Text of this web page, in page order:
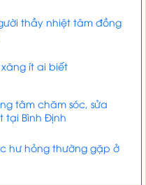
thầy nhiệt tâm đồng
ít ai biết
tâm chăm sóc, sửa
tại Bình Định
hư hỏng thường gặp ở